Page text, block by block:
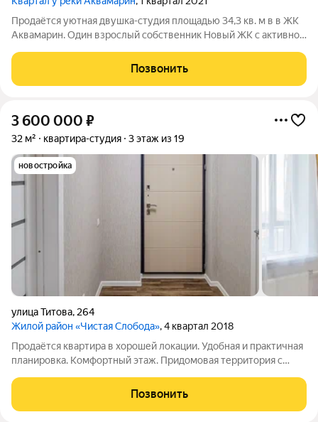
Продаётся уютная двушка-студия площадью 34,3 кв. м в в ЖK
Аквaмapин. Один взрослый собственник Hовый ЖК с активно
цeнтpа гopода, нa лeвoм бeрeгу Oби. В пeшeй дocтупнoсти
гopoдcкиe пляжи.( 10 минут
Позвонить
3 600 000 ₽
32 м² квартира-студия 3 этаж из 19
новостройка
улица Титова, 264
Жилой район «Чистая Слобода», 4 квартал 2018
Продаётся квартира в хорошей локации. Удобная и практичная
планировка. Комфортный этаж. Придомовая территория с
садик и магазины (всё в пешей доступности). Подходит под
все виды расчётов. Нет
Позвонить